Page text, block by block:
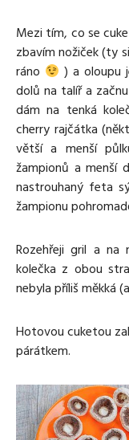
Mezi tím, co se
zbavím nožiček (ty
ráno
) a oloupu
dolů na talíř a
dám na tenká
cherry rajčátka
větší a menší
žampionů a menší
nastrouhaný feta
žampionu
Rozehřeji gril a na
kolečka z obou
nebyla příliš měkká
Hotovou cuketou
párátkem.